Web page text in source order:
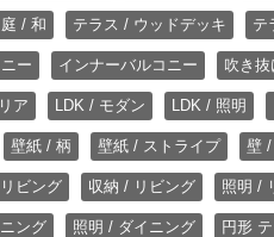
/ 和 テラス / ウッドデッキ テ
ー インナーバルコニー 吹き
ア LDK / モダン LDK / 照明
壁紙 / 柄 壁紙 / ストライプ 壁
ビング 収納 / リビング 照明 /
ング 照明 / ダイニング 円形